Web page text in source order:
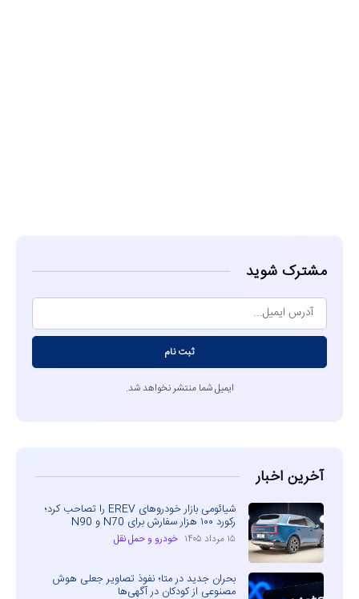
مشترک شوید
ثبت نام
ایمیل شما منتشر نخواهد شد.
آخرین اخبار
شیائومی بازار خودروهای EREV را تصاحب کرد؛
رکورد ۱۰۰ هزار سفارش برای N70 و N90
۱۵ مرداد ۱۴۰۵ خودرو و حمل نقل
بحران جدید در متا؛ نفوذ تصاویر جعلی هوش
مصنوعی از کودکان در آگهی‌ها